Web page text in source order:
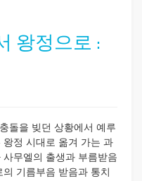
왕정으로 :
돌을 빚던 상황에서 예루
정 시대로 옮겨 가는 과
무엘의 출생과 부름받음
기름부음 받음과 통치